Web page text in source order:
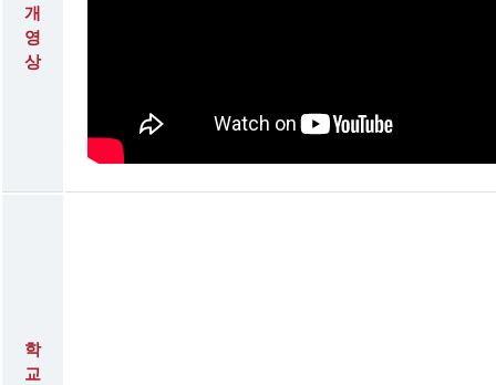
개
영
상
학
교